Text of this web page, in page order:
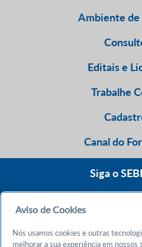
Ambiente
Editais e
Trabalhe
Canal do
Siga o
Aviso de Cookies
Nós usamos cookies e outras
melhorar a sua experiência em nossos